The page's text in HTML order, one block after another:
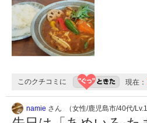
このクチコミに 現在：
namie さん （女性/鹿児島市/40代/